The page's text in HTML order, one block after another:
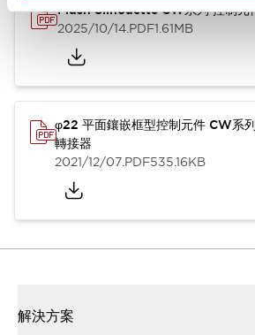
Flush Silhouette CW系列 控制元
2025/10/14.PDF1.61MB
φ22 平面鑲嵌框型控制元件 CW系
轉接器
2021/12/07.PDF535.16KB
解決方案